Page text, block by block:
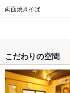
両面焼きそば
こだわりの空間